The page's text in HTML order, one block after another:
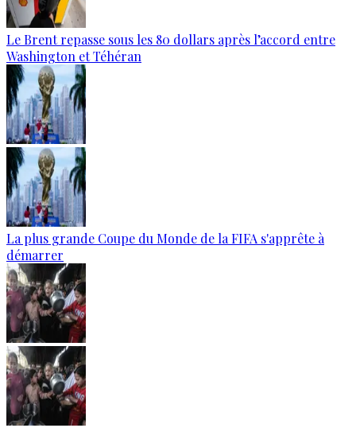
Le Brent repasse sous les 80 dollars après l’accord entre
Washington et Téhéran
La plus grande Coupe du Monde de la FIFA s'apprête à
démarrer